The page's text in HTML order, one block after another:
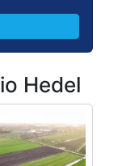
Hedel